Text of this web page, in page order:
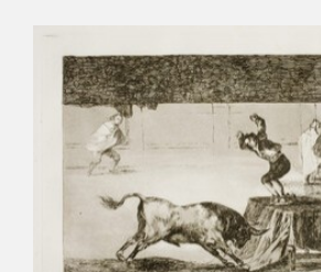
BLOG CUADERNO ITALIANO
FRANCISCO DE GOYA
BIOGRAFÍA